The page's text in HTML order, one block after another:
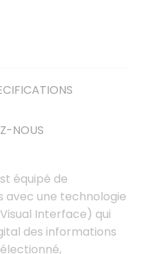
NOUS
équipé de
avec une technologie
Interface) qui
des informations